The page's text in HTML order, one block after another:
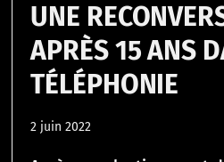
UNE
APRÈS 15 ANS
TÉLÉPHONIE
2 juin 2022